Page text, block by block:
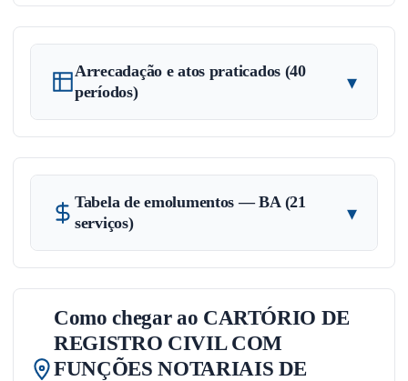
Arrecadação e atos praticados (40
períodos)
▾
Tabela de emolumentos — BA (21
serviços)
▾
Como chegar ao CARTÓRIO DE
REGISTRO CIVIL COM
FUNÇÕES NOTARIAIS DE